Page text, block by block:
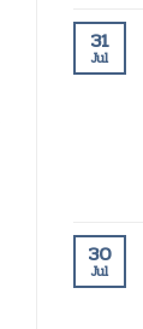
31
Jul
30
Jul